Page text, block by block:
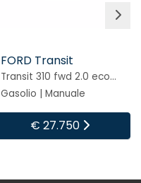
FORD Transit
Transit 310 fwd 2.0 ecoblue 130cv trend l3h2
Gasolio | Manuale
€ 27.750